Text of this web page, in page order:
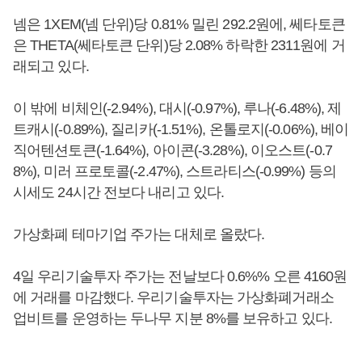
넴은 1XEM(넴 단위)당 0.81% 밀린 292.2원에, 쎄타토큰
은 THETA(쎄타토큰 단위)당 2.08% 하락한 2311원에 거
래되고 있다.
이 밖에 비체인(-2.94%), 대시(-0.97%), 루나(-6.48%), 제
트캐시(-0.89%), 질리카(-1.51%), 온톨로지(-0.06%), 베이
직어텐션토큰(-1.64%), 아이콘(-3.28%), 이오스트(-0.7
8%), 미러 프로토콜(-2.47%), 스트라티스(-0.99%) 등의
시세도 24시간 전보다 내리고 있다.
가상화폐 테마기업 주가는 대체로 올랐다.
4일 우리기술투자 주가는 전날보다 0.6%% 오른 4160원
에 거래를 마감했다. 우리기술투자는 가상화폐거래소
업비트를 운영하는 두나무 지분 8%를 보유하고 있다.